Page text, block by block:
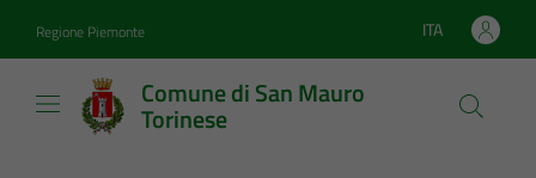
Regione Piemonte Lingua attiva:
ITA
Comune di San Mauro
Torinese